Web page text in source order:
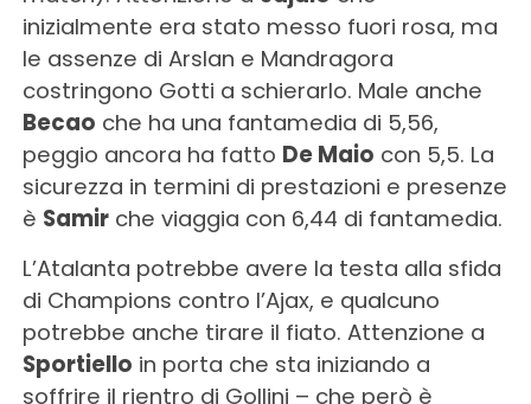
inizialmente era stato messo fuori rosa, ma
le assenze di Arslan e Mandragora
costringono Gotti a schierarlo. Male anche
Becao che ha una fantamedia di 5,56,
peggio ancora ha fatto De Maio con 5,5. La
sicurezza in termini di prestazioni e presenze
è Samirche viaggia con 6,44 di fantamedia.
L’Atalanta potrebbe avere la testa alla sfida
di Champions contro l’Ajax, e qualcuno
potrebbe anche tirare il fiato. Attenzione a
Sportiello in porta che sta iniziando a
soffrire il rientro di Gollini – che però è